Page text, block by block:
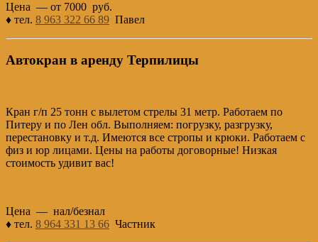
Цена — от 7000 руб.
♦ тел. 8 963 322 66 89 Павел
Автокран в аренду Терпилицы
Кран г/п 25 тонн с вылетом стрелы 31 метр. Работаем по
Питеру и по Лен обл. Выполняем: погрузку, разгрузку,
перестановку и т.д. Имеются все стропы и крюки. Работаем с
физ и юр лицами. Цены на работы договорные! Низкая
стоимость удивит вас!
Цена — нал/безнал
♦ тел. 8 964 331 13 66 Частник